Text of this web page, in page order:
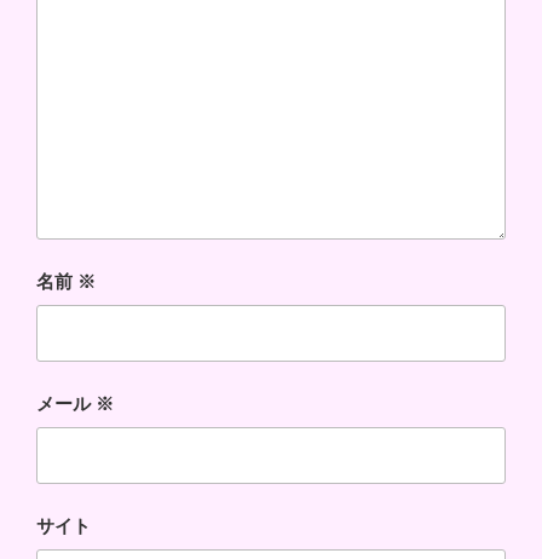
名前 ※
メール ※
サイト